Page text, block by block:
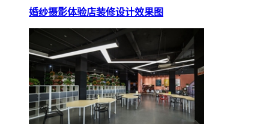
婚纱摄影体验店装修设计效果图